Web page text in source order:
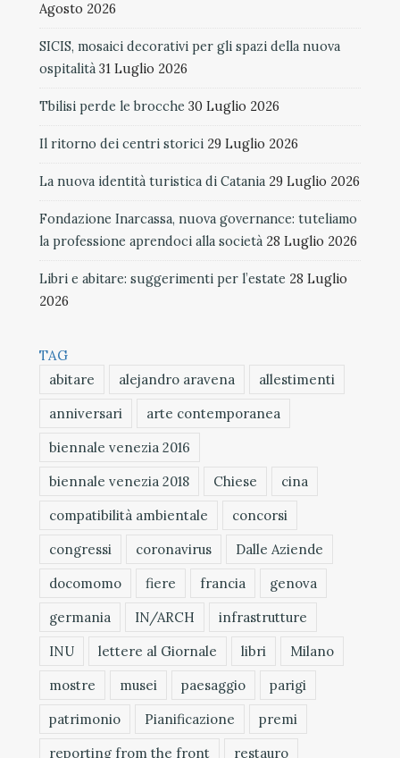
Agosto 2026
SICIS, mosaici decorativi per gli spazi della nuova
ospitalità 31 Luglio 2026
Tbilisi perde le brocche 30 Luglio 2026
Il ritorno dei centri storici 29 Luglio 2026
La nuova identità turistica di Catania 29 Luglio 2026
Fondazione Inarcassa, nuova governance: tuteliamo
la professione aprendoci alla società 28 Luglio 2026
Libri e abitare: suggerimenti per l’estate 28 Luglio
2026
TAG
abitare
alejandro aravena
allestimenti
anniversari
arte contemporanea
biennale venezia 2016
biennale venezia 2018
Chiese
cina
compatibilità ambientale
concorsi
congressi
coronavirus
Dalle Aziende
docomomo
fiere francia
genova
germania
IN/ARCH
infrastrutture
INU
lettere al Giornale libri
Milano
mostre
musei paesaggio
parigi
patrimonio
Pianificazione
premi
reporting from the front
restauro